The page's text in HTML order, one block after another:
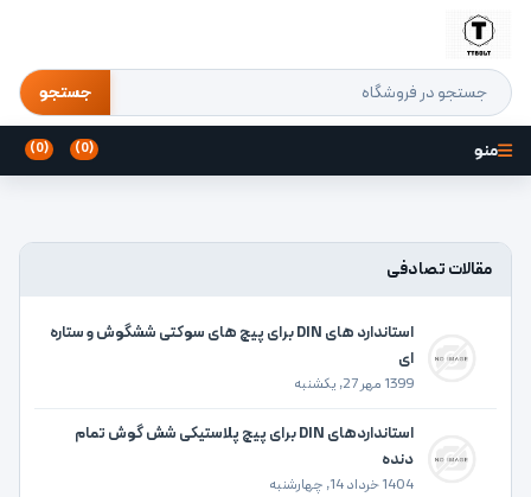
جستجو
منو (0)
(0)
مقالات تصادفی
استاندارد های DIN برای پیچ های سوکتی ششگوش و ستاره
ای
1399 مهر 27, یکشنبه
استانداردهای DIN برای پیچ پلاستیکی شش گوش تمام
دنده
1404 خرداد 14, چهارشنبه